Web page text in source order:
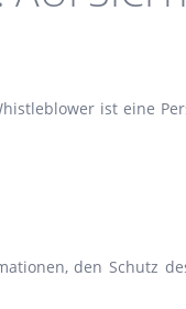
ist eine
den Schutz